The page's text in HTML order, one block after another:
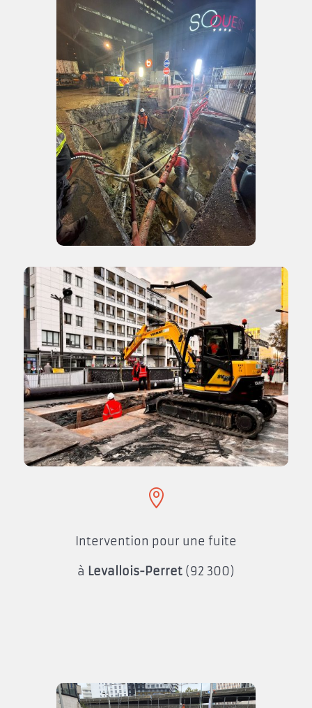

Intervention pour une fuite
à Levallois-Perret(92 300)